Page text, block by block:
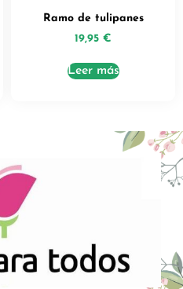
Ramo de tulipanes
19,95 €
Leer más